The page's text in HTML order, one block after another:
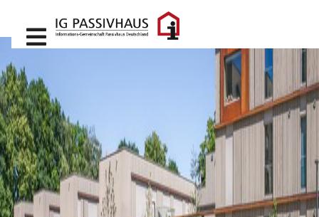
Wir über uns
Ziele und Leistungen